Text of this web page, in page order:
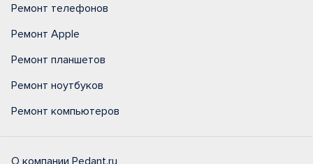
Ремонт телефонов
Ремонт Apple
Ремонт планшетов
Ремонт ноутбуков
Ремонт компьютеров
О компании Pedant.ru